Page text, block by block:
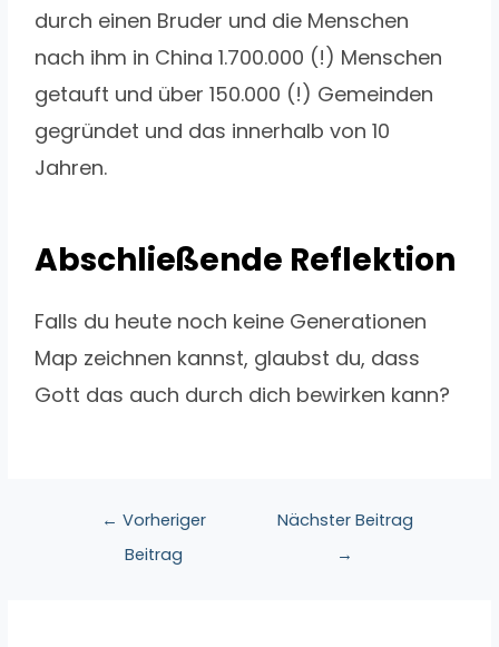
durch einen Bruder und die Menschen
nach ihm in China 1.700.000 (!) Menschen
getauft und über 150.000 (!) Gemeinden
gegründet und das innerhalb von 10
Jahren.
Abschließende Reflektion
Falls du heute noch keine Generationen
Map zeichnen kannst, glaubst du, dass
Gott das auch durch dich bewirken kann?
← Vorheriger
Beitrag
Nächster Beitrag
→